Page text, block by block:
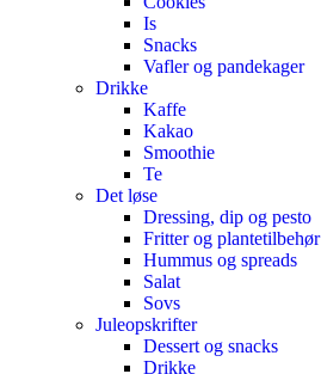
Is
Snacks
Vafler og pandekager
Drikke
Kaffe
Kakao
Smoothie
Te
Det løse
Dressing, dip og pesto
Fritter og plantetilbehør
Hummus og spreads
Salat
Sovs
Juleopskrifter
Dessert og snacks
Drikke